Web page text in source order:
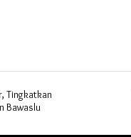
Tingkatkan
Bawaslu